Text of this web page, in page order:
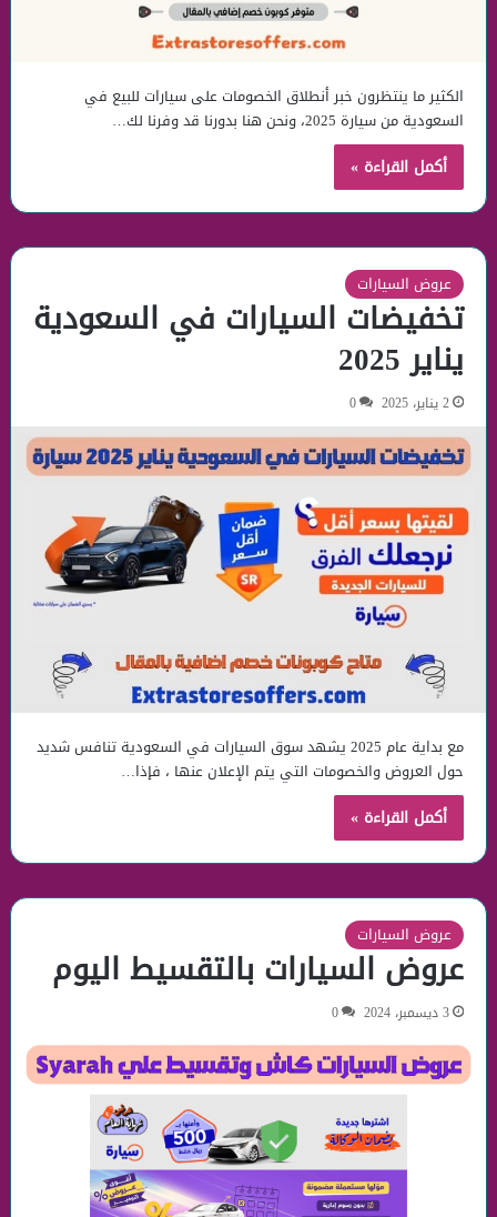
الكثير ما ينتظرون خبر أنطلاق الخصومات على سيارات للبيع في
السعودية من سيارة 2025، ونحن هنا بدورنا قد وفرنا لك…
أكمل القراءة »
عروض السيارات
تخفيضات السيارات في السعودية
يناير 2025
2 يناير، 2025 0
مع بداية عام 2025 يشهد سوق السيارات في السعودية تنافس شديد
حول العروض والخصومات التي يتم الإعلان عنها ، فإذا…
أكمل القراءة »
عروض السيارات
عروض السيارات بالتقسيط اليوم
3 ديسمبر، 2024 0